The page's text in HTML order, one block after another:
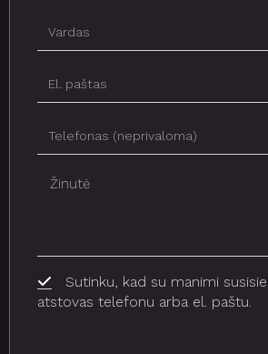
Sutinku, kad su manimi
atstovas telefonu arba el. paštu.